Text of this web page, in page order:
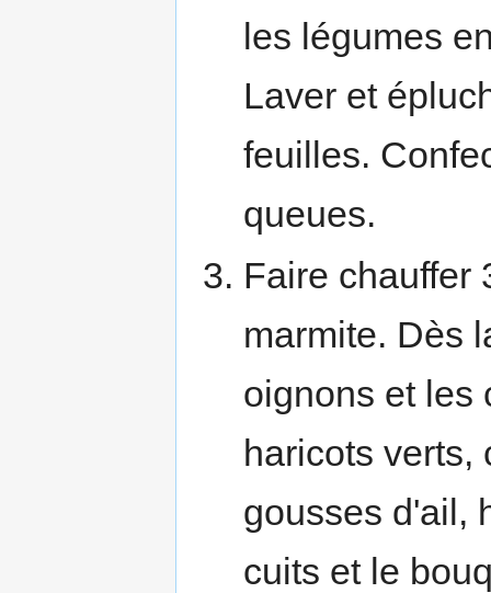
les légumes
Laver et
feuilles.
queues.
Faire chauffer
marmite. Dès
oignons et les
haricots verts,
gousses d'ail,
cuits et le